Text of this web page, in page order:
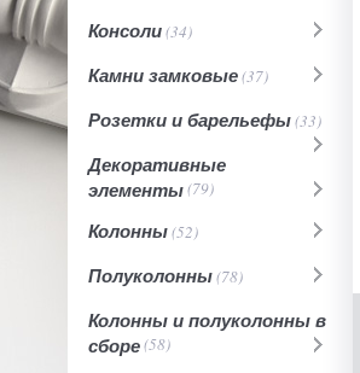
Консоли(34)
Камни замковые(37)
Розетки и барельефы(33)
Декоративные
элементы(79)
Колонны(52)
Полуколонны(78)
Колонны и полуколонны в
сборе(58)